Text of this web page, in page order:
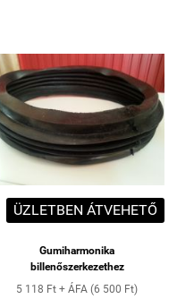
ÜZLETBEN ÁTVEHETŐ
Gumiharmonika
billenőszerkezethez
5 118 Ft + ÁFA (6 500 Ft)